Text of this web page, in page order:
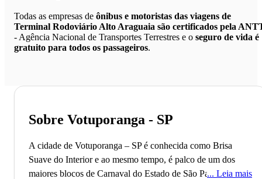
Todas as empresas de ônibus e motoristas das viagens de
Terminal Rodoviário Alto Araguaia são certificados pela
- Agência Nacional de Transportes Terrestres e o seguro de vida é
gratuito para todos os passageiros.
Sobre Votuporanga - SP
A cidade de Votuporanga – SP é conhecida como Brisa
Suave do Interior e ao mesmo tempo, é palco de um dos
maiores blocos de Carnaval do Estado de São Paulo.A
Leia mais